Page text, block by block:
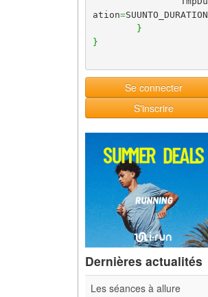
ation=SUUNTO_DURATION
}
}
Se connecter
S'inscrire
Dernières actualités
Les séances à allure